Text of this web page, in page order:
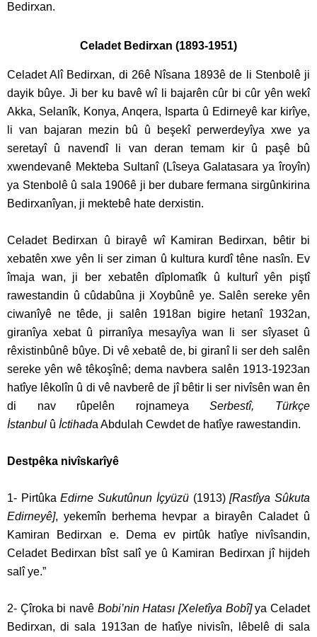
Bedirxan.
Celadet Bedirxan (1893-1951)
Celadet Alî Bedirxan, di 26ê Nîsana 1893ê de li Stenbolê ji
dayik bûye. Ji ber ku bavê wî li bajarên cûr bi cûr yên wekî
Akka, Selanîk, Konya, Anqera, Isparta û Edirneyê kar kirîye,
li van bajaran mezin bû û beşekî perwerdeyîya xwe ya
seretayî û navendî li van deran temam kir û paşê bû
xwendevanê Mekteba Sultanî (Lîseya Galatasara ya îroyîn)
ya Stenbolê û sala 1906ê ji ber dubare fermana sirgûnkirina
Bedirxanîyan, ji mektebê hate derxistin.
Celadet Bedirxan û birayê wî Kamiran Bedirxan, bêtir bi
xebatên xwe yên li ser ziman û kultura kurdî têne nasîn. Ev
îmaja wan, ji ber xebatên dîplomatîk û kulturî yên piştî
rawestandin û cûdabûna ji Xoybûnê ye. Salên sereke yên
ciwanîyê ne têde, ji salên 1918an bigire hetanî 1932an,
giranîya xebat û pirranîya mesayîya wan li ser sîyaset û
rêxistinbûnê bûye. Di vê xebatê de, bi giranî li ser deh salên
sereke yên wê têkoşînê; dema navbera salên 1913-1923an
hatîye lêkolîn û di vê navberê de jî bêtir li ser nivîsên wan ên
di nav rûpelên rojnameyaSerbestî, Türkçe
İstanbul û İctihada Abdulah Cewdet de hatîye rawestandin.
Destpêka nivîskarîyê
1- Pirtûka Edirne Sukutûnun İçyüzü (1913)[Rastîya Sûkuta
Edirneyê], yekemîn berhema hevpar a birayên Caladet û
Kamiran Bedirxan e. Dema ev pirtûk hatîye nivîsandin,
Celadet Bedirxan bîst salî ye û Kamiran Bedirxan jî hijdeh
salî ye.”
2- Çîroka bi navê Bobi’nin Hatası [Xeletîya Bobî]ya Celadet
Bedirxan, di sala 1913an de hatîye nivisîn, lêbelê di sala